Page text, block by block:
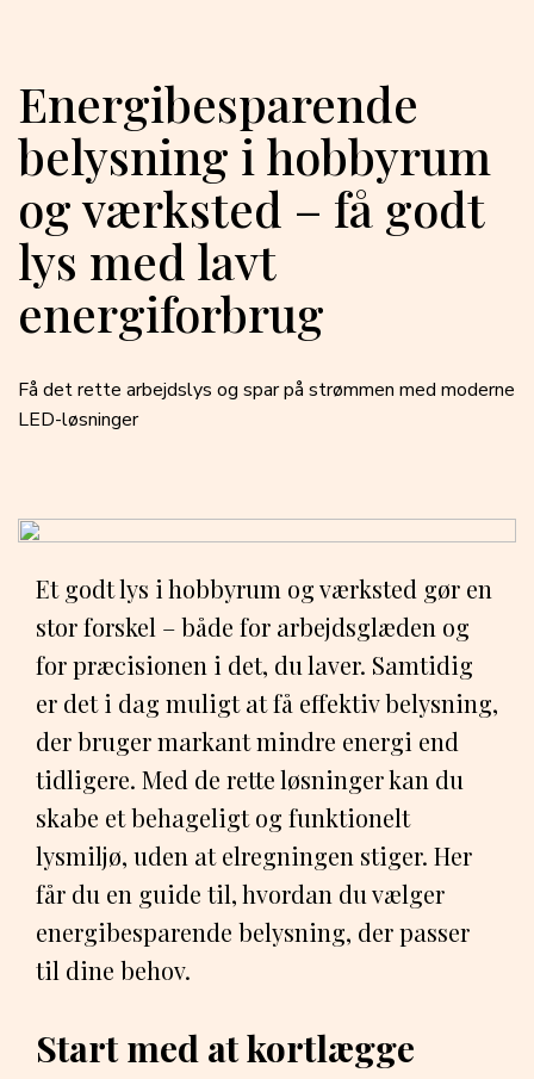
Energibesparende
belysning i hobbyrum
og værksted – få godt
lys med lavt
energiforbrug
Få det rette arbejdslys og spar på strømmen med moderne
LED-løsninger
Et godt lys i hobbyrum og værksted gør en
stor forskel – både for arbejdsglæden og
for præcisionen i det, du laver. Samtidig
er det i dag muligt at få effektiv belysning,
der bruger markant mindre energi end
tidligere. Med de rette løsninger kan du
skabe et behageligt og funktionelt
lysmiljø, uden at elregningen stiger. Her
får du en guide til, hvordan du vælger
energibesparende belysning, der passer
til dine behov.
Start med at kortlægge